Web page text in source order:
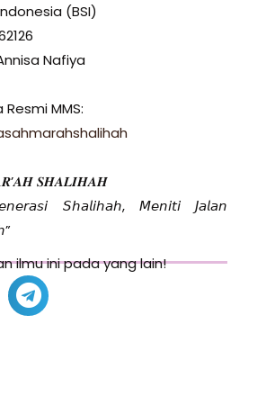
(BSI)
Nafiya
MMS:
𝑺𝑯𝑨𝑳𝑰𝑯𝑨𝑯
𝘚𝘩𝘢𝘭𝘪𝘩𝘢𝘩, 𝘔𝘦𝘯𝘪𝘵𝘪 𝘑𝘢𝘭𝘢𝘯
ilmu ini pada yang lain!